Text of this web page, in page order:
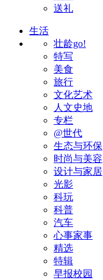
送礼
生活
壮龄go!
特写
美食
旅行
文化艺术
人文史地
专栏
@世代
生态与环保
时尚与美容
设计与家居
光影
科玩
科普
汽车
心事家事
精选
特辑
早报校园